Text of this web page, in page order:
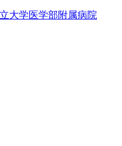
大学医学部附属病院